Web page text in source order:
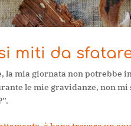
miti da
la mia giornata non
le mie gravidanze, non